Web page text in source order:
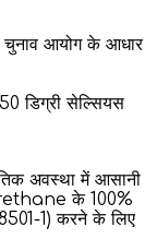
चुनाव आयोग के आधार
डिग्री सेल्सियस
अवस्था में आसानी
के 100%
1) करने के लिए